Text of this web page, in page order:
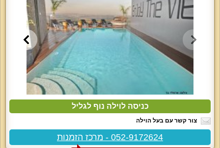
כניסה לוילה נוף לגליל
צור קשר עם בעל הוילה
052-9172624 - מרכז הזמנות